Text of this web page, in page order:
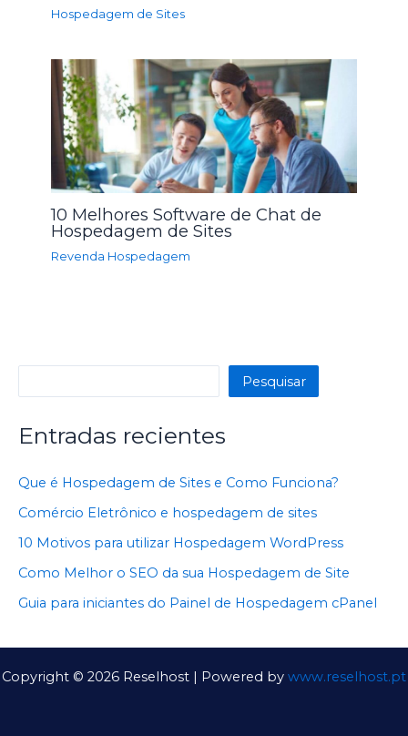
Hospedagem de Sites
10 Melhores Software de Chat de
Hospedagem de Sites
Revenda Hospedagem
Pesquisar
Entradas recientes
Que é Hospedagem de Sites e Como Funciona?
Comércio Eletrônico e hospedagem de sites
10 Motivos para utilizar Hospedagem WordPress
Como Melhor o SEO da sua Hospedagem de Site
Guia para iniciantes do Painel de Hospedagem cPanel
Copyright © 2026 Reselhost | Powered by www.reselhost.pt